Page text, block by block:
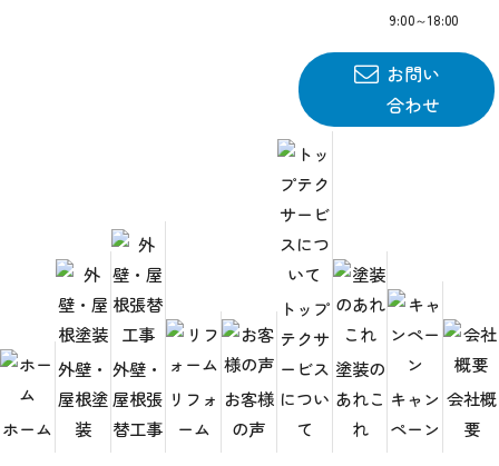
9:00～18:00
お問い
合わせ
ホーム
外壁・
屋根塗
装
外壁・
屋根張
替工事
リフォ
ーム
お客様
の声
トップ
テクサ
ービス
につい
て
塗装の
あれこ
れ
キャン
ペーン
会社概
要
お客様の声 宮城県内のお客様
宮城県内のお客様